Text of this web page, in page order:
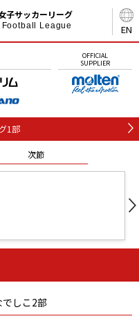
EN
子サッカーリーグ
League
OFFICIAL
SUPPLIER
1部
次節
石人の星
静岡 愛媛Ｌ
でしこ2部